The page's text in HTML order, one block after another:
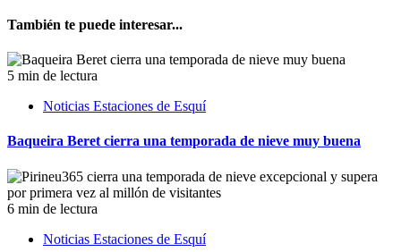
También te puede interesar...
5 min de lectura
Noticias Estaciones de Esquí
Baqueira Beret cierra una temporada de nieve muy buena
6 min de lectura
Noticias Estaciones de Esquí